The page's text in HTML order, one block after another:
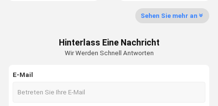
BaggerMaschinenteile
Elektrische Teile des Baggers
Sehen Sie mehr an
Hinterlass Eine Nachricht
Wir Werden Schnell Antworten
E-Mail